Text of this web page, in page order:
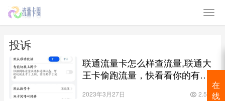
投诉
联通流量卡怎么样查流量,联通大
王卡偷跑流量，快看看你的有没
2023年3月27日 2.5K
在
线